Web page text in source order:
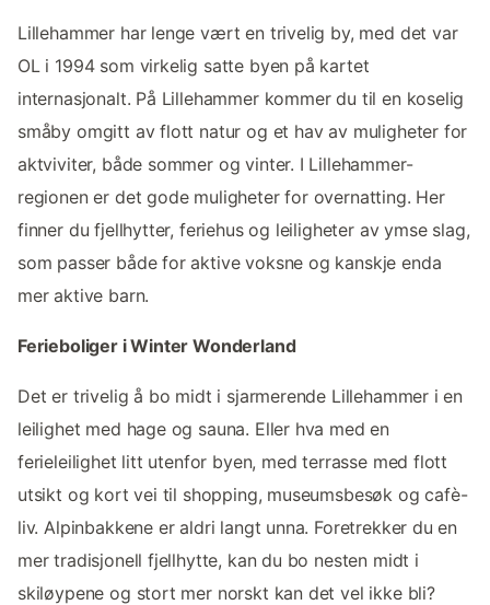
Lillehammer har lenge vært en trivelig by, med det var
OL i 1994 som virkelig satte byen på kartet
internasjonalt. På Lillehammer kommer du til en koselig
småby omgitt av flott natur og et hav av muligheter for
aktviviter, både sommer og vinter. I Lillehammer-
regionen er det gode muligheter for overnatting. Her
finner du fjellhytter, feriehus og leiligheter av ymse slag,
som passer både for aktive voksne og kanskje enda
mer aktive barn.
Ferieboliger i Winter Wonderland
Det er trivelig å bo midt i sjarmerende Lillehammer i en
leilighet med hage og sauna. Eller hva med en
ferieleilighet litt utenfor byen, med terrasse med flott
utsikt og kort vei til shopping, museumsbesøk og cafè-
liv. Alpinbakkene er aldri langt unna. Foretrekker du en
mer tradisjonell fjellhytte, kan du bo nesten midt i
skiløypene og stort mer norskt kan det vel ikke bli?